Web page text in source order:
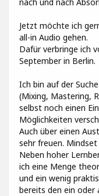
Jetzt möchte ich
all-in Audio gehen.
Dafür verbringe ich
September in Berlin.
Ich bin auf der
(Mixing, Mastering,
selbst noch einen
Möglichkeiten
Auch über einen
sehr freuen.
Neben hoher
ich eine Menge
und ein wenig
bereits den ein oder